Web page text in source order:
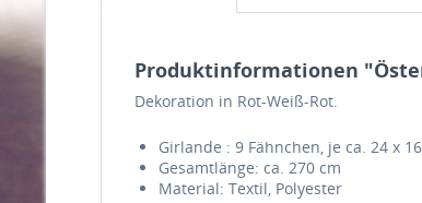
Produktinformationen
Dekoration in Rot-Weiß-Rot.
Girlande : 9 Fähnchen, je ca. 24 x
Gesamtlänge: ca. 270 cm
Material: Textil, Polyester